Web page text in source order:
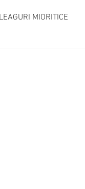
MIORITICE